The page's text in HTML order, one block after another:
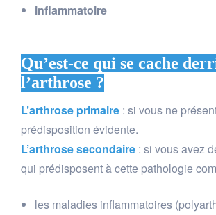
inflammatoire
Qu’est-ce qui se cache
l’arthrose ?
L’arthrose primaire : si vous ne
prédisposition évidente.
L’arthrose secondaire : si vous avez
qui prédisposent à cette pathologie
les maladies inflammatoires